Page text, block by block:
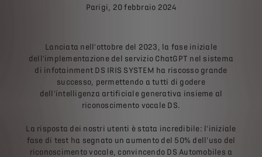
Parigi, 20 febbraio 2024
Lanciata nell'ottobre del 2023, la fase iniziale
dell'implementazione del servizio ChatGPT nel sistema
di infotainment DS IRIS SYSTEM ha riscosso grande
successo, permettendo a tutti di godere
dell'intelligenza artificiale generativa insieme al
riconoscimento vocale DS.
La risposta dei nostri utenti è stata incredibile: l'iniziale
fase di test ha segnato un aumento del 50% dell'uso del
riconoscimento vocale, convincendo DS Automobiles a